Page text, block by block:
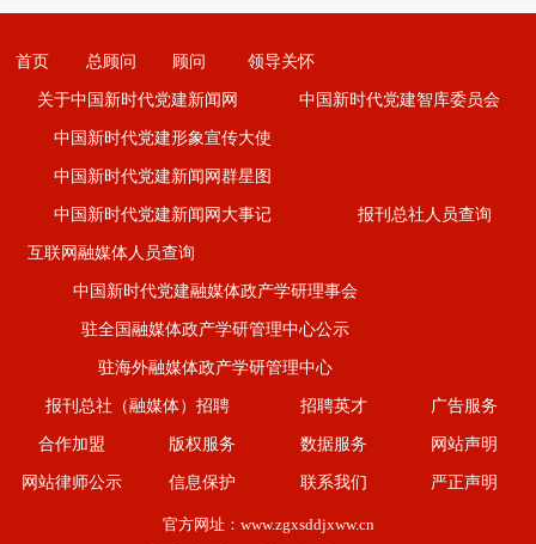
首页 总顾问 顾问 领导关怀
关于中国新时代党建新闻网 中国新时代党建智库委员会
中国新时代党建形象宣传大使
中国新时代党建新闻网群星图
中国新时代党建新闻网大事记 报刊总社人员查询
互联网融媒体人员查询
中国新时代党建融媒体政产学研理事会
驻全国融媒体政产学研管理中心公示
驻海外融媒体政产学研管理中心
报刊总社（融媒体）招聘 招聘英才 广告服务
合作加盟 版权服务 数据服务 网站声明
网站律师公示 信息保护 联系我们 严正声明
官方网址： www.zgxsddjxww.cn